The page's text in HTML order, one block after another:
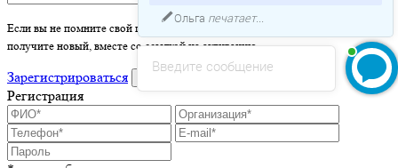
Если вы не помните свой пароль - просто оставьте это поле пустым и вы
получите новый, вместе со ссылкой на активацию.
Зарегистрироваться
Регистрация
Введите сообщение
Ольга печатает...